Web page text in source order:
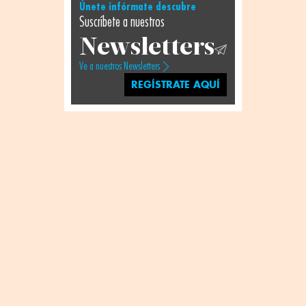
Únete infórmate descubre
Suscríbete a nuestros
Newsletters
Ve a nuestros Newsletters
REGÍSTRATE AQUÍ